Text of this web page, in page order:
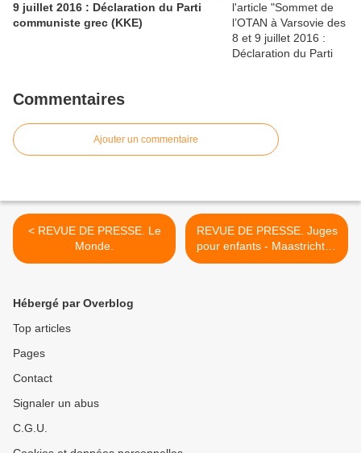
9 juillet 2016 : Déclaration du Parti
communiste grec (KKE)
Commentaires
Ajouter un commentaire
< REVUE DE PRESSE. Le
Monde.
REVUE DE PRESSE. Juges
pour enfants - Maastricht et
ses 25 ans de reculs
Hébergé par Overblog
Top articles
Pages
Contact
Signaler un abus
C.G.U.